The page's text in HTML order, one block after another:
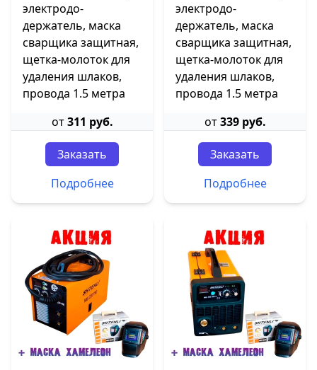
электродо-
держатель, маска
сварщика защитная,
щетка-молоток для
удаления шлаков,
провода 1.5 метра
от311 руб.
Заказать
Подробнее
электродо-
держатель, маска
сварщика защитная,
щетка-молоток для
удаления шлаков,
провода 1.5 метра
от339 руб.
Заказать
Подробнее